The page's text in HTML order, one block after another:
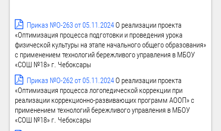
Приказ №О-263 от 05.11.2024 О реализации проекта
«Оптимизация процесса подготовки и проведения урока
физической культуры на этапе начального общего образования»
с применением технологий бережливого управления в МБОУ
«СОШ №18» г. Чебоксары
Приказ №О-262 от 05.11.2024 О реализации проекта
«Оптимизация процесса логопедической коррекции при
реализации коррекционно-развивающих программ АООП» с
применением технологий бережливого управления в МБОУ
«СОШ №18» г. Чебоксары